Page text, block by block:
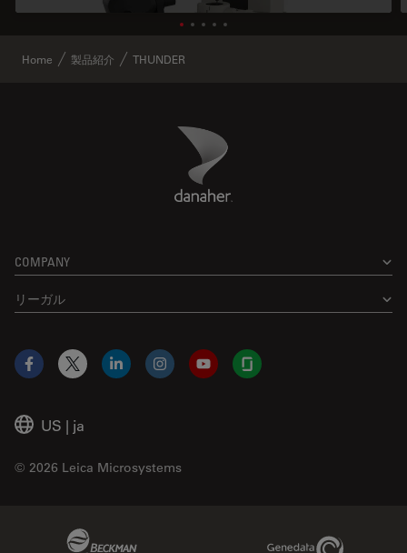
Home 製品紹介 THUNDER
Danaher Logo
COMPANY
リーガル
US | ja
© 2026 Leica Microsystems
Facebook
X LinkedInInstagramYouTubeGlassdoor
Genedata Link